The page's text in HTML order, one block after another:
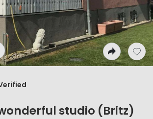
studio (Britz)